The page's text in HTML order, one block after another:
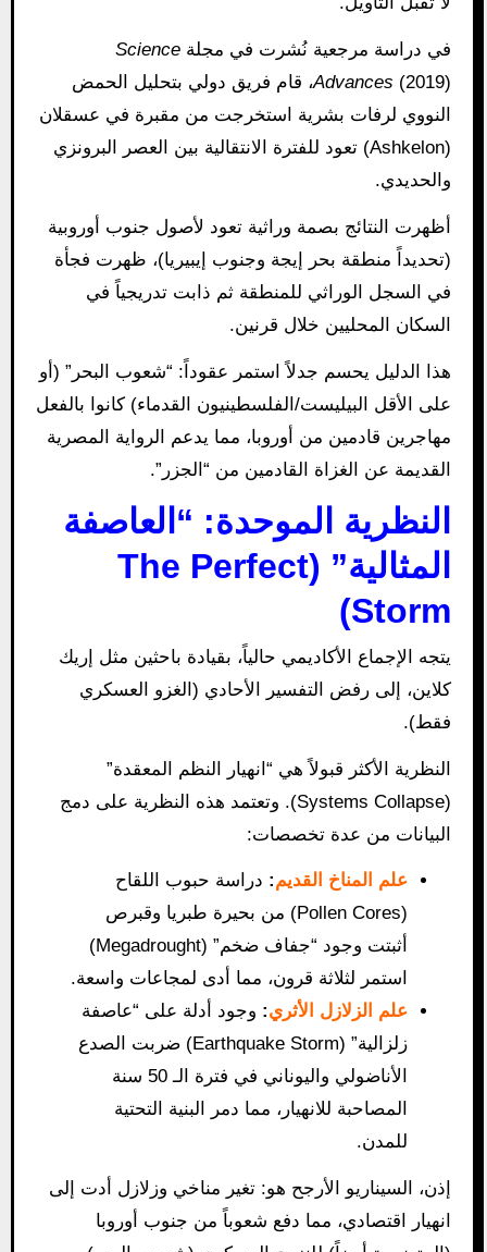
في دراسة مرجعية نُشرت في مجلة Science
Advances(2019)، قام فريق دولي بتحليل الحمض
النووي لرفات بشرية استخرجت من مقبرة في عسقلان
(Ashkelon) تعود للفترة الانتقالية بين العصر البرونزي
والحديدي.
أظهرت النتائج بصمة وراثية تعود لأصول جنوب أوروبية
(تحديداً منطقة بحر إيجة وجنوب إيبيريا)، ظهرت فجأة
في السجل الوراثي للمنطقة ثم ذابت تدريجياً في
السكان المحليين خلال قرنين.
هذا الدليل يحسم جدلاً استمر عقوداً: “شعوب البحر” (أو
على الأقل البيليست/الفلسطينيون القدماء) كانوا بالفعل
مهاجرين قادمين من أوروبا، مما يدعم الرواية المصرية
القديمة عن الغزاة القادمين من “الجزر”.
النظرية الموحدة: “العاصفة
المثالية” (The Perfect
Storm)
يتجه الإجماع الأكاديمي حالياً، بقيادة باحثين مثل إريك
كلاين، إلى رفض التفسير الأحادي (الغزو العسكري
فقط).
النظرية الأكثر قبولاً هي “انهيار النظم المعقدة”
(Systems Collapse). وتعتمد هذه النظرية على دمج
البيانات من عدة تخصصات:
علم المناخ القديم: دراسة حبوب اللقاح
(Pollen Cores) من بحيرة طبريا وقبرص
أثبتت وجود “جفاف ضخم” (Megadrought)
استمر لثلاثة قرون، مما أدى لمجاعات واسعة.
علم الزلازل الأثري: وجود أدلة على “عاصفة
زلزالية” (Earthquake Storm) ضربت الصدع
الأناضولي واليوناني في فترة الـ 50 سنة
المصاحبة للانهيار، مما دمر البنية التحتية
للمدن.
إذن، السيناريو الأرجح هو: تغير مناخي وزلازل أدت إلى
انهيار اقتصادي، مما دفع شعوباً من جنوب أوروبا